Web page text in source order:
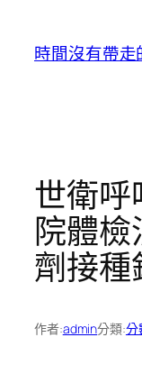
時間沒有帶走
世衛呼
院體檢
劑接種
作者:admin分類:分